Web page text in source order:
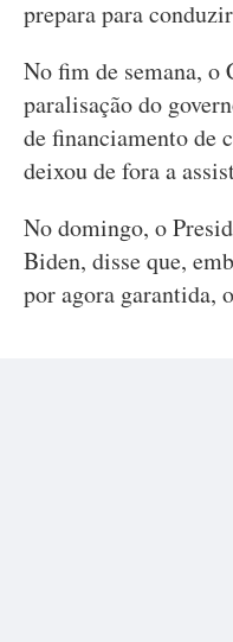
prepara para
No fim de semana, o
paralisação do
de financiamento de
deixou de fora a
No domingo, o
Biden, disse que,
por agora garantida,